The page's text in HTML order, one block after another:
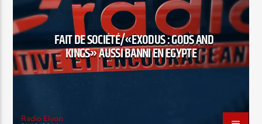
TITRE
ARTISTE
SOCIÉTÉ
FAIT DE SOCIÉTÉ/«EXODUS : GODS AND
KINGS» AUSSI BANNI EN EGYPTE
Radio Elyon